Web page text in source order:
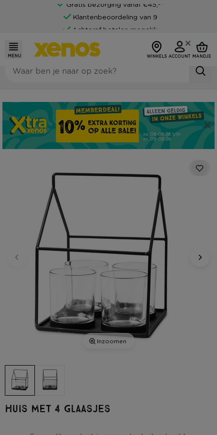
Gratis bezorging vanaf €45,-*
Klantenbeoordeling van 9
Achteraf betalen mogelijk
MENU WINKELS ACCOUNT MANDJE
Inzoomen
Huis met 4 glaasjes